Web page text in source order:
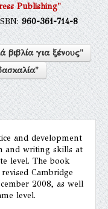
Publishing"
960-361-714-8
βιβλία για ξένους"
and development
and writing skills at
level. The book
Cambridge
2008, as well
level.